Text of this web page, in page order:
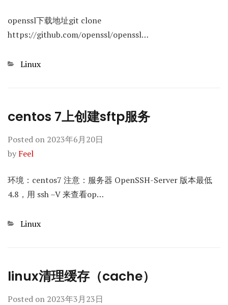
openssl下载地址git clone
https://github.com/openssl/openssl…
Categories
Linux
centos 7上创建sftp服务
Posted on 2023年6月20日
by Feel
环境：centos7 注意：服务器 OpenSSH-Server 版本最低
4.8，用 ssh –V 来查看op…
Categories
Linux
linux清理缓存（cache）
Posted on 2023年3月23日